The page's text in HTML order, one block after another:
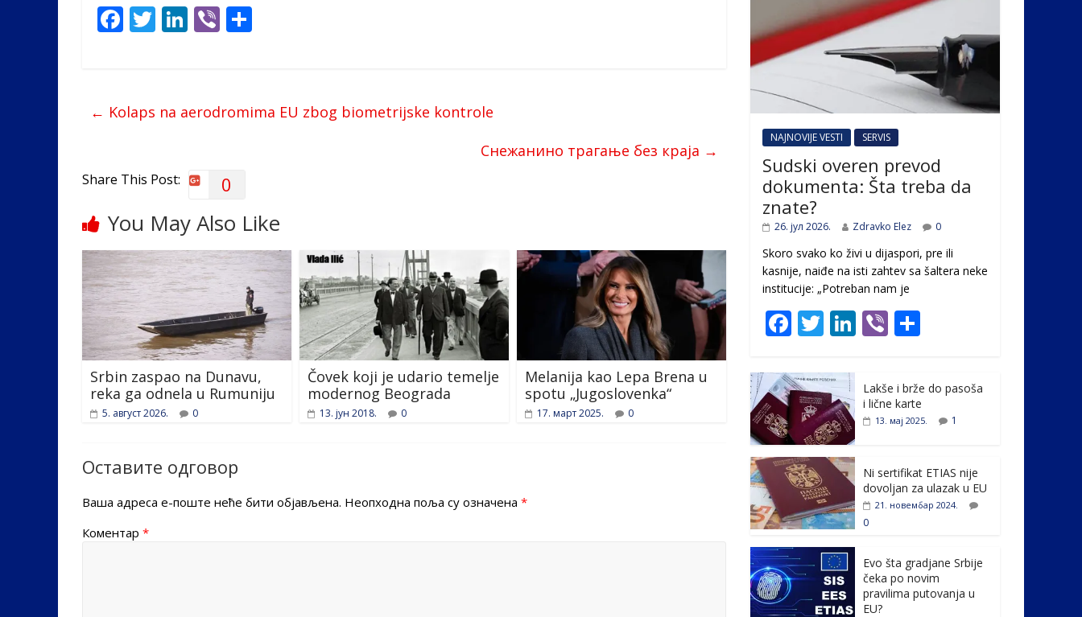
F
o
k
T Li
dI
Vi
← Kolaps na aerodromima EU zbog biometrijske kontrole
Снежанино трагање без краја →
Share This Post: 0
You May Also Like
Srbin zaspao na Dunavu,
reka ga odnela u Rumuniju
5. август 2026. 0
Čovek koji je udario temelje
modernog Beograda
13. јун 2018. 0
Melanija kao Lepa Brena u
spotu „Jugoslovenka“
17. март 2025. 0
Оставите одговор
Ваша адреса е-поште неће бити објављена. Неопходна поља су означена *
Коментар *
NAJNOVIJE VESTI SERVIS
Sudski overen prevod
dokumenta: Šta treba da
znate?
26. јул 2026. Zdravko Elez 0
Skoro svako ko živi u dijaspori, pre ili
kasnije, naiđe na isti zahtev sa šaltera neke
institucije: „Potreban nam je
F
e
b
o
o
k
T
itt
er
Li
e
dI
Vi
er ar
e
Lakše i brže do pasoša
i lične karte
13. мај 2025. 1
Ni sertifikat ETIAS nije
dovoljan za ulazak u EU
21. новембар 2024.
0
Evo šta gradjane Srbije
čeka po novim
pravilima putovanja u
EU?